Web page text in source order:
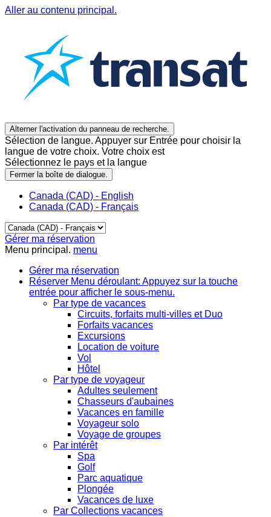
Aller au contenu principal.
Alterner l'activation du panneau de recherche.
Sélection de langue. Appuyer sur Entrée pour choisir la
langue de votre choix. Votre choix est
Sélectionnez le pays et la langue
Fermer la boîte de dialogue.
Canada (CAD) - English
Canada (CAD) - Français
Gérer ma réservation
Menu principal. menu
Gérer ma réservation
Réserver Menu déroulant: Appuyez sur la touche
entrée pour afficher le sous-menu.
Par type de vacances
Circuits, forfaits multi-villes et Duo
Forfaits vacances
Excursions
Location de voiture
Vol
Hôtel
Par type de voyageur
Adultes seulement
Chasseurs d'aubaines
Vacances en famille
Voyageur solo
Voyage de groupes
Par intérêt
Spa
Golf
Parc aquatique
Plongée
Vacances de luxe
Par Collections vacances